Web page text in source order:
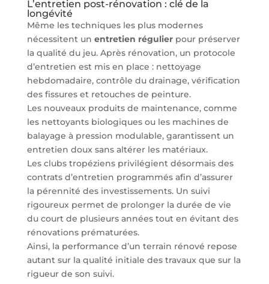
L’entretien post-rénovation : clé de la
longévité
Même les techniques les plus modernes
nécessitent un entretien régulierpour préserver
la qualité du jeu. Après rénovation, un protocole
d’entretien est mis en place : nettoyage
hebdomadaire, contrôle du drainage, vérification
des fissures et retouches de peinture.
Les nouveaux produits de maintenance, comme
les nettoyants biologiques ou les machines de
balayage à pression modulable, garantissent un
entretien doux sans altérer les matériaux.
Les clubs tropéziens privilégient désormais des
contrats d’entretien programmés afin d’assurer
la pérennité des investissements. Un suivi
rigoureux permet de prolonger la durée de vie
du court de plusieurs années tout en évitant des
rénovations prématurées.
Ainsi, la performance d’un terrain rénové repose
autant sur la qualité initiale des travaux que sur la
rigueur de son suivi.